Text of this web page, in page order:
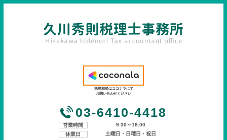
税務相談はココナラにて
お問い合わせください
03-6410-4418
営業時間
9:30～18:00
休業日
土曜日・日曜日・祝日